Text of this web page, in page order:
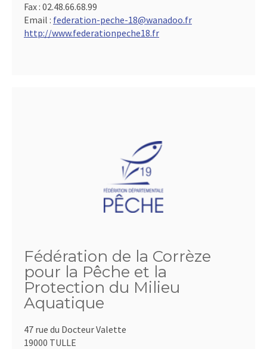
Fax : 02.48.66.68.99
Email : federation-peche-18@wanadoo.fr
http://www.federationpeche18.fr
Fédération de la Corrèze
pour la Pêche et la
Protection du Milieu
Aquatique
47 rue du Docteur Valette
19000 TULLE